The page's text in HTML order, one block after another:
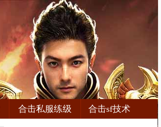
合击私服练级 合击sf技术